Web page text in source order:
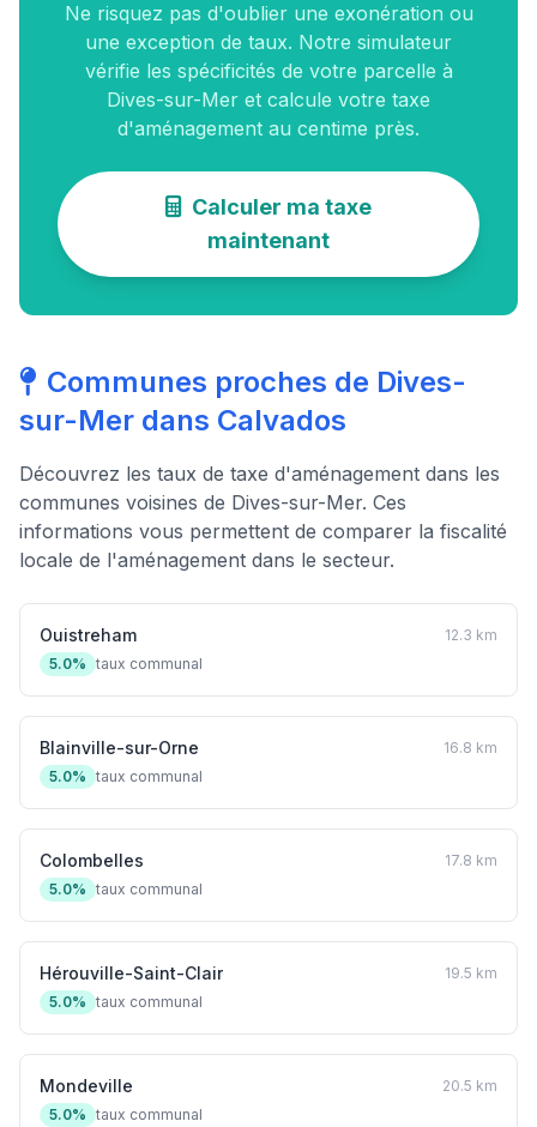
Ne risquez pas d'oublier une exonération ou
une exception de taux. Notre simulateur
vérifie les spécificités de votre parcelle à
Dives-sur-Mer et calcule votre taxe
d'aménagement au centime près.
Calculer ma taxe
maintenant
Communes proches de Dives-
sur-Mer dans Calvados
Découvrez les taux de taxe d'aménagement dans les
communes voisines de Dives-sur-Mer. Ces
informations vous permettent de comparer la fiscalité
locale de l'aménagement dans le secteur.
Ouistreham
12.3 km
5.0% taux communal
Blainville-sur-Orne
16.8 km
5.0% taux communal
Colombelles
17.8 km
5.0% taux communal
Hérouville-Saint-Clair
19.5 km
5.0% taux communal
Mondeville
20.5 km
5.0% taux communal